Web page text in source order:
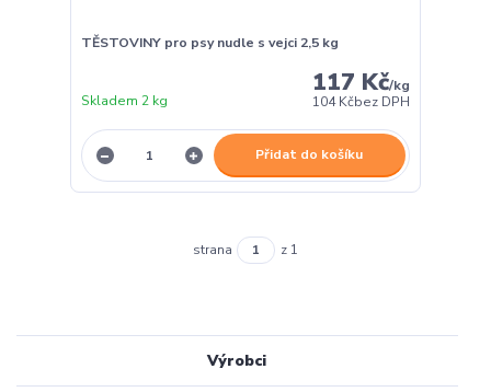
TĚSTOVINY pro psy nudle s vejci 2,5 kg
117 Kč/kg
104 Kčbez DPH
Skladem 2 kg
Přidat do košíku
strana z 1
Výrobci